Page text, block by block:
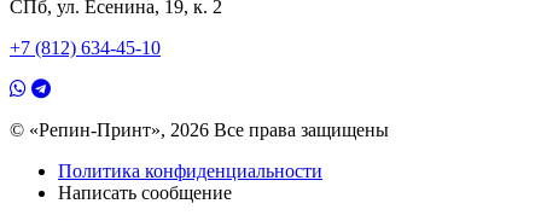
СПб, ул. Есенина, 19, к. 2
+7 (812) 634-45-10
© «Репин-Принт», 2026 Все права защищены
Политика конфиденциальности
Написать сообщение